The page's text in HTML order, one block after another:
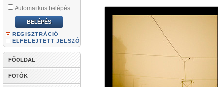
Automatikus belépés
REGISZTRÁCIÓ
ELFELEJTETT JELSZÓ
FŐOLDAL
FOTÓK